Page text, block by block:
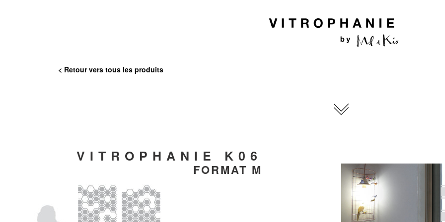
< Retour vers tous les produits
VITROPHANIE K06
FORMAT M